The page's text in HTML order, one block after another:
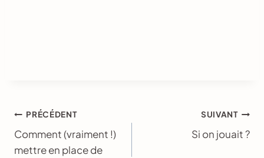
Navigation
de
PRÉCÉDENT
Comment (vraiment !)
mettre en place de
SUIVANT
Si on jouait ?